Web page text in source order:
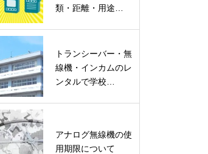
類・距離・用途…
トランシーバー・無
線機・インカムのレ
ンタルで学校…
アナログ無線機の使
用期限について